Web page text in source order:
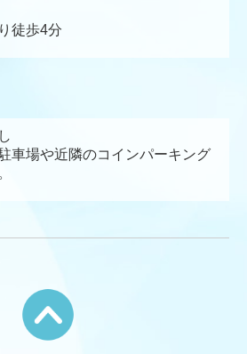
徒歩4分
車場や近隣のコインパーキング